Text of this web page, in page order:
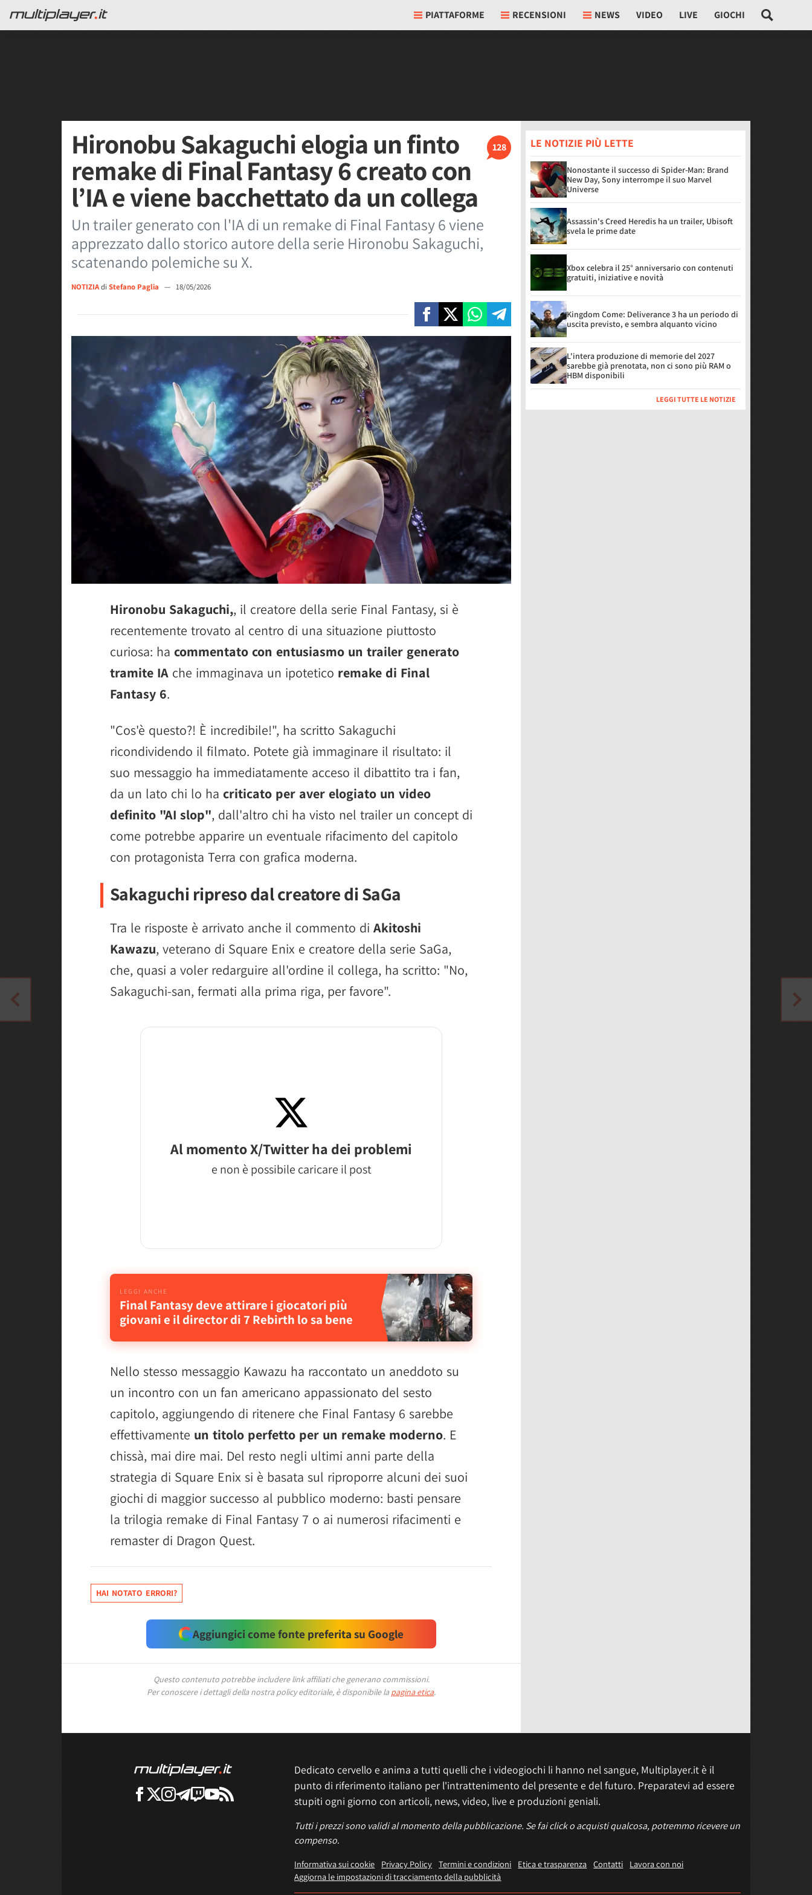
PIATTAFORME RECENSIONI NEWS VIDEO LIVE GIOCHI
128
Hironobu Sakaguchi elogia un finto
remake di Final Fantasy 6 creato con
l’IA e viene bacchettato da un collega
Un trailer generato con l'IA di un remake di Final Fantasy 6 viene
apprezzato dallo storico autore della serie Hironobu Sakaguchi,
scatenando polemiche su X.
NOTIZIAdi Stefano Paglia — 18/05/2026
Hironobu Sakaguchi,, il creatore della serie Final Fantasy, si è
recentemente trovato al centro di una situazione piuttosto
curiosa: ha commentato con entusiasmo un trailer generato
tramite IA che immaginava un ipotetico remake di Final
Fantasy 6.
"Cos'è questo?! È incredibile!", ha scritto Sakaguchi
ricondividendo il filmato. Potete già immaginare il risultato: il
suo messaggio ha immediatamente acceso il dibattito tra i fan,
da un lato chi lo ha criticato per aver elogiato un video
definito "AI slop", dall'altro chi ha visto nel trailer un concept di
come potrebbe apparire un eventuale rifacimento del capitolo
con protagonista Terra con grafica moderna.
Sakaguchi ripreso dal creatore di SaGa
Tra le risposte è arrivato anche il commento di Akitoshi
Kawazu, veterano di Square Enix e creatore della serie SaGa,
che, quasi a voler redarguire all'ordine il collega, ha scritto: "No,
Sakaguchi-san, fermati alla prima riga, per favore".
Al momento X/Twitter ha dei problemi
e non è possibile caricare il post
Final Fantasy deve attirare i giocatori più
giovani e il director di 7 Rebirth lo sa bene
Nello stesso messaggio Kawazu ha raccontato un aneddoto su
un incontro con un fan americano appassionato del sesto
capitolo, aggiungendo di ritenere che Final Fantasy 6 sarebbe
effettivamente un titolo perfetto per un remake moderno. E
chissà, mai dire mai. Del resto negli ultimi anni parte della
strategia di Square Enix si è basata sul riproporre alcuni dei suoi
giochi di maggior successo al pubblico moderno: basti pensare
la trilogia remake di Final Fantasy 7 o ai numerosi rifacimenti e
remaster di Dragon Quest.
HAI NOTATO ERRORI?
Aggiungici come fonte preferita su Google
Questo contenuto potrebbe includere link affiliati che generano commissioni.
Per conoscere i dettagli della nostra policy editoriale, è disponibile la pagina etica.
LE NOTIZIE PIÙ LETTE
Nonostante il successo di Spider-Man: Brand
New Day, Sony interrompe il suo Marvel
Universe
Assassin's Creed Heredis ha un trailer, Ubisoft
svela le prime date
Xbox celebra il 25° anniversario con contenuti
gratuiti, iniziative e novità
Kingdom Come: Deliverance 3 ha un periodo di
uscita previsto, e sembra alquanto vicino
L'intera produzione di memorie del 2027
sarebbe già prenotata, non ci sono più RAM o
HBM disponibili
LEGGI TUTTE LE NOTIZIE
Dedicato cervello e anima a tutti quelli che i videogiochi li hanno nel sangue, Multiplayer.it è il
punto di riferimento italiano per l'intrattenimento del presente e del futuro. Preparatevi ad essere
stupiti ogni giorno con articoli, news, video, live e produzioni geniali.
Tutti i prezzi sono validi al momento della pubblicazione. Se fai click o acquisti qualcosa, potremmo ricevere un
compenso.
Informativa sui cookie Privacy Policy Termini e condizioni Etica e trasparenza Contatti
Lavora con noi
Aggiorna le impostazioni di tracciamento della pubblicità